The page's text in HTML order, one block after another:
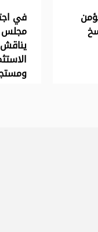
مجلس
يناقش